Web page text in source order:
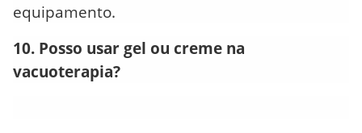
equipamento.
10. Posso usar gel ou creme na
vacuoterapia?